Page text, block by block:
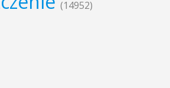
(14952)